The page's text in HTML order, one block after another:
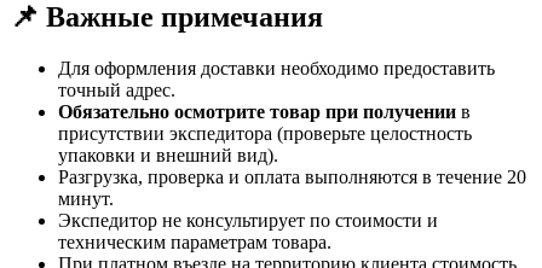
📌 Важные примечания
Для оформления доставки необходимо предоставить
точный адрес.
Обязательно осмотрите товар при получении в
присутствии экспедитора (проверьте целостность
упаковки и внешний вид).
Разгрузка, проверка и оплата выполняются в течение 20
минут.
Экспедитор не консультирует по стоимости и
техническим параметрам товара.
При платном въезде на территорию клиента стоимость